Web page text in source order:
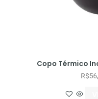
Copo Térmico
R$